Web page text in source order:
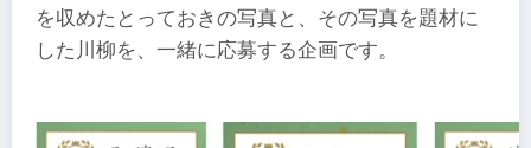
を収めたとっておきの写真と、その写真を題材に
した川柳を、一緒に応募する企画です。